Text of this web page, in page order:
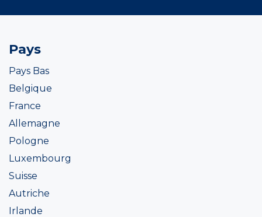
Pays
Pays Bas
Belgique
France
Allemagne
Pologne
Luxembourg
Suisse
Autriche
Irlande